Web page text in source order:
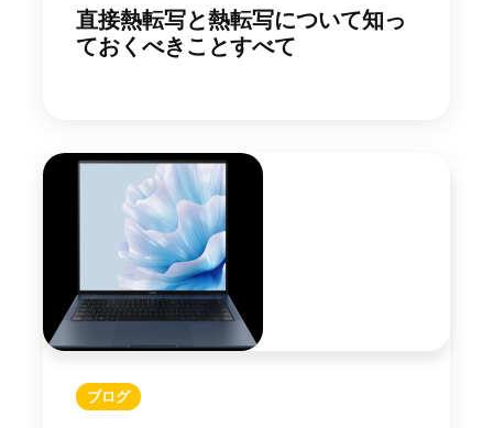
直接熱転写と熱転写について知っ
ておくべきことすべて
ブログ